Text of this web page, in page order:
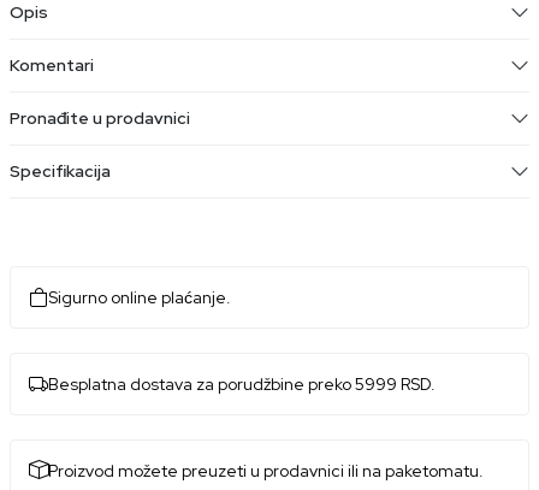
Opis
Komentari
Pronađite u prodavnici
Specifikacija
Sigurno online plaćanje.
Besplatna dostava za porudžbine preko 5999 RSD.
Proizvod možete preuzeti u prodavnici ili na paketomatu.